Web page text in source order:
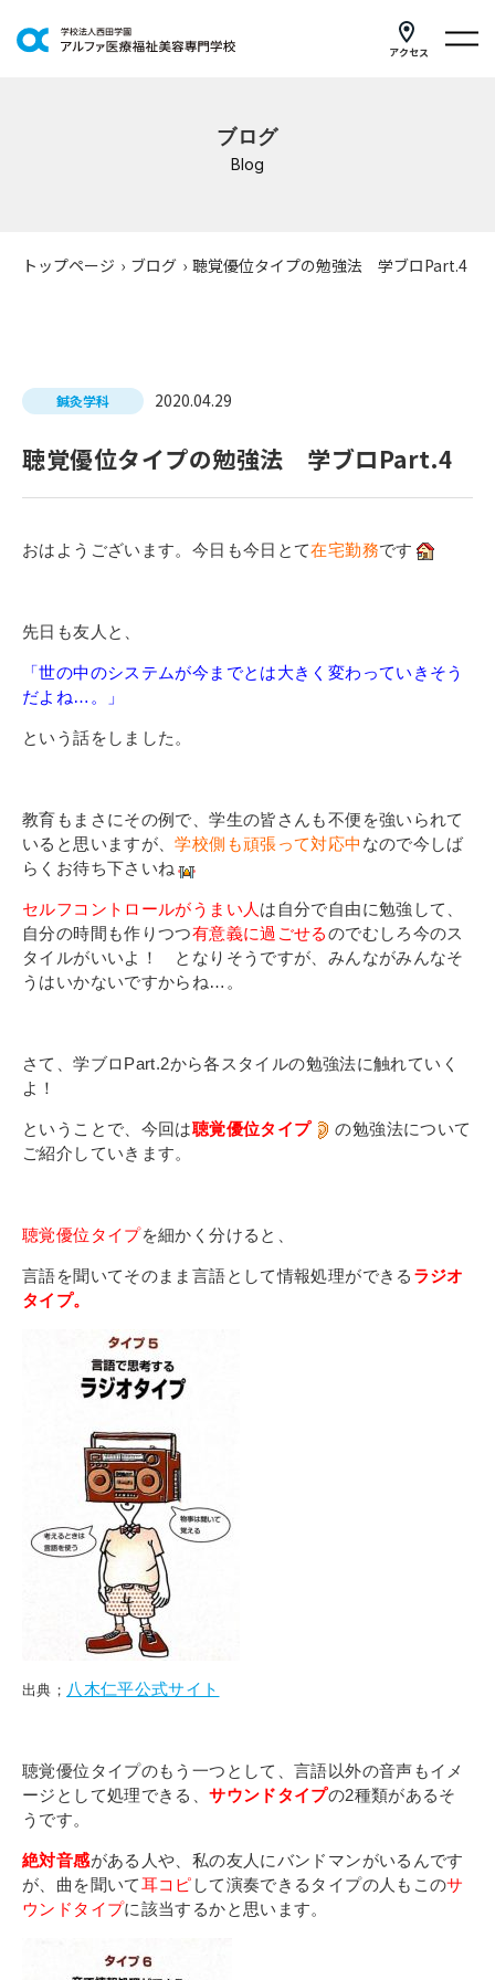
アクセス
研修・講座
公共職業訓練
在校生の皆さまへ
卒業生の皆さまへ
新着情報
お問い合わせ
資料請求
インターネット出願
教職員採用情報
その他
1号館総合受付：〒194-0022 東京都町田市森野1-7-8
TEL：042-729-1026 (平日8時30分〜17時30分)
ブログ
Blog
トップページ › ブログ › 聴覚優位タイプの勉強法 学ブロPart.4
鍼灸学科 2020.04.29
聴覚優位タイプの勉強法 学ブロPart.4
おはようございます。今日も今日とて在宅勤務です
先日も友人と、
「世の中のシステムが今までとは大きく変わっていきそう
だよね…。」
という話をしました。
教育もまさにその例で、学生の皆さんも不便を強いられて
いると思いますが、学校側も頑張って対応中 なので今しば
らくお待ち下さいね
セルフコントロールがうまい人 は自分で自由に勉強して、
自分の時間も作りつつ有意義に過ごせるのでむしろ今のス
タイルがいいよ！ となりそうですが、みんながみんなそ
うはいかないですからね…。
さて、学ブロPart.2から各スタイルの勉強法に触れていく
よ！
ということで、今回は聴覚優位タイプ
の勉強法について
ご紹介していきます。
聴覚優位タイプを細かく分けると、
言語を聞いてそのまま言語として情報処理ができる ラジオ
タイプ。
出典； 八木仁平公式サイト
聴覚優位タイプのもう一つとして、言語以外の音声もイメ
ージとして処理できる、サウンドタイプの2種類があるそ
うです。
絶対音感がある人や、私の友人にバンドマンがいるんです
が、曲を聞いて耳コピ して演奏できるタイプの人もこのサ
ウンドタイプに該当するかと思います。